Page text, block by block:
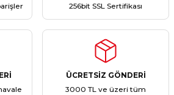
256bit SSL Sertifikası
ÜCRETSİZ GÖNDERİ
3000 TL ve üzeri tüm